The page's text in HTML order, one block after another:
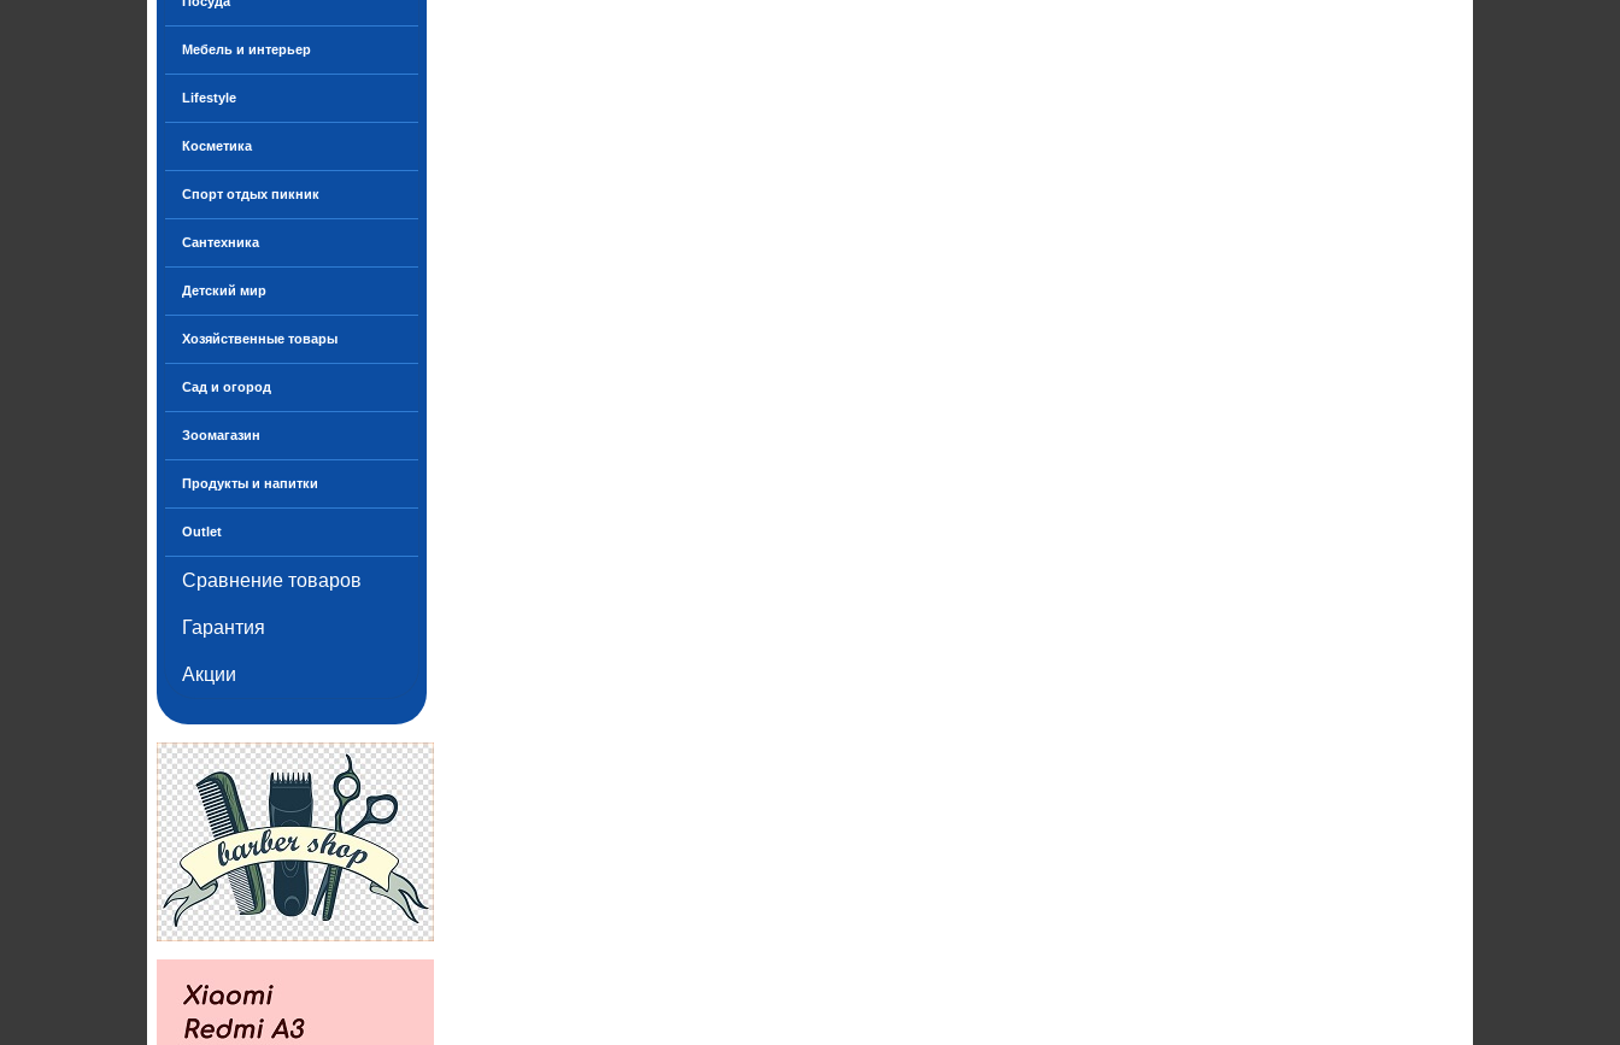
Мебель и интерьер
Lifestyle
Косметика
Спорт отдых пикник
Сантехника
Детский мир
Хозяйственные товары
Сад и огород
Зоомагазин
Продукты и напитки
Outlet
Сравнение товаров
Гарантия
Акции